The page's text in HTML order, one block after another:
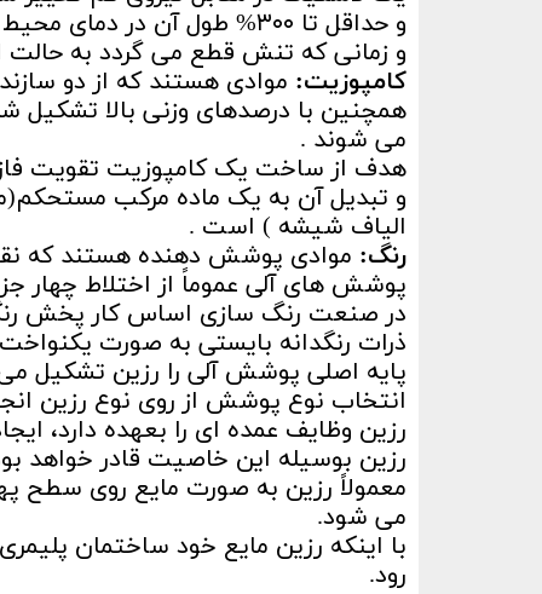
و حداقل تا ۳۰۰% طول آن در دمای محیط افزایش می یابد
و زمانی که تنش قطع می گردد به حالت
کامپوزیت: موادی هستند که از دو
همچنین با درصدهای وزنی بالا
می شوند .
هدف از ساخت یک کامپوزیت تقویت
و تبدیل آن به یک ماده مرکب
الیاف شیشه ) است .
رنگ: موادی پوشش دهنده هستند که
پوشش های آلی عموماً از اختلاط چهار
در صنعت رنگ سازی اساس کار پخش
ذرات رنگدانه بایستی به صورت
پایه اصلی پوشش آلی را رزین تشکیل
انتخاب نوع پوشش از روی نوع رزین
رزین وظایف عمده ای را بعهده دارد،
رزین بوسیله این خاصیت قادر خواهد
معمولاً رزین به صورت مایع روی سطح
می شود.
با اینکه رزین مایع خود ساختمان
رود.